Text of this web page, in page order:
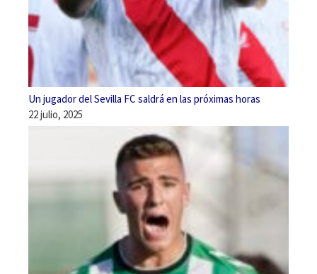
Un jugador del Sevilla FC saldrá en las próximas horas
22 julio, 2025